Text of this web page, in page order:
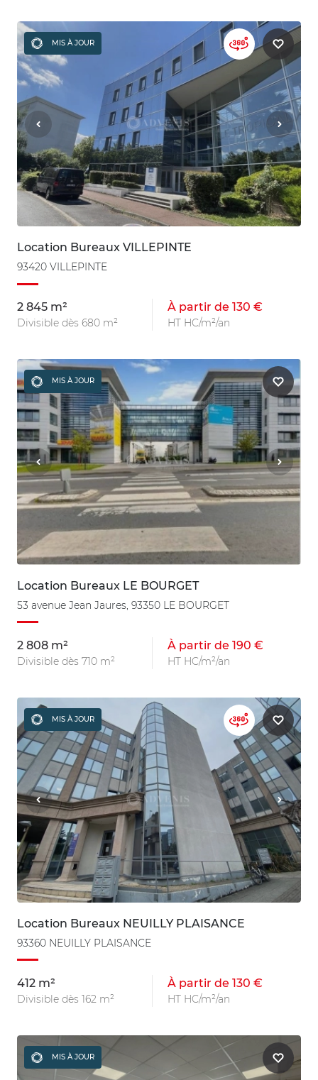
MIS À JOUR
Location Bureaux VILLEPINTE
93420 VILLEPINTE
2 845 m²
Divisible dès 680 m²
À partir de 130 €
HT HC/m²/an
MIS À JOUR
Location Bureaux LE BOURGET
53 avenue Jean Jaures, 93350 LE BOURGET
2 808 m²
Divisible dès 710 m²
À partir de 190 €
HT HC/m²/an
MIS À JOUR
Location Bureaux NEUILLY PLAISANCE
93360 NEUILLY PLAISANCE
412 m²
Divisible dès 162 m²
À partir de 130 €
HT HC/m²/an
MIS À JOUR